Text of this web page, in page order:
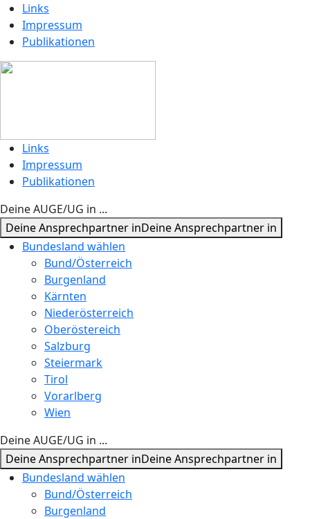
Links
Impressum
Publikationen
Links
Impressum
Publikationen
Deine AUGE/UG in ...
Deine Ansprechpartner inDeine Ansprechpartner in
Bundesland wählen
Bund/Österreich
Burgenland
Kärnten
Niederösterreich
Oberöstereich
Salzburg
Steiermark
Tirol
Vorarlberg
Wien
Deine AUGE/UG in ...
Deine Ansprechpartner inDeine Ansprechpartner in
Bundesland wählen
Bund/Österreich
Burgenland